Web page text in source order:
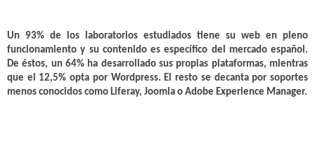
Un 93% de los laboratorios estudiados tiene su web en pleno
funcionamiento y su contenido es específico del mercado español.
De éstos, un 64% ha desarrollado sus propias plataformas, mientras
que el 12,5% opta por Wordpress. El resto se decanta por soportes
menos conocidos como Liferay, Joomla o Adobe Experience Manager.